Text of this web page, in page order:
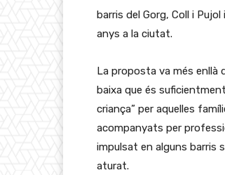
barris del Gorg, Coll i
anys a la ciutat.
La proposta va més enllà
baixa que és
criança” per aquelles
acompanyats per
impulsat en alguns barris
aturat.